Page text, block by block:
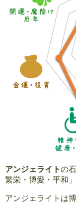
アンジェライトの
繁栄・博愛・平和」
アンジェライトは